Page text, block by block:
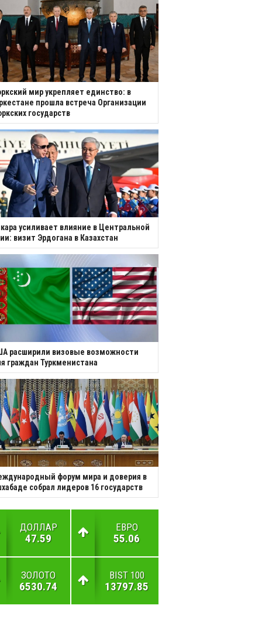
мир укрепляет единство: в
прошла встреча Организации
государств
усиливает влияние в Центральной
визит Эрдогана в Казахстан
расширили визовые возможности
граждан Туркменистана
форум мира и доверия в
собрал лидеров 16 государств
ДОЛЛАР
47.59
ЕВРО
55.06
ЗОЛОТО
6530.74
BIST 100
13797.85